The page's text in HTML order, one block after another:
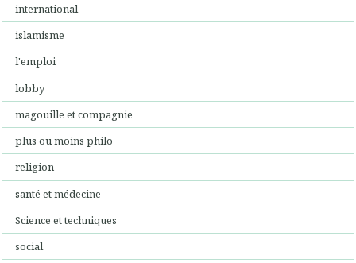
international
islamisme
l'emploi
lobby
magouille et compagnie
plus ou moins philo
religion
santé et médecine
Science et techniques
social